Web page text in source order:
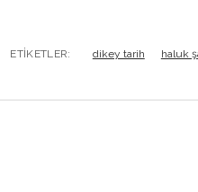
ETIKETLER: dikey tarih haluk